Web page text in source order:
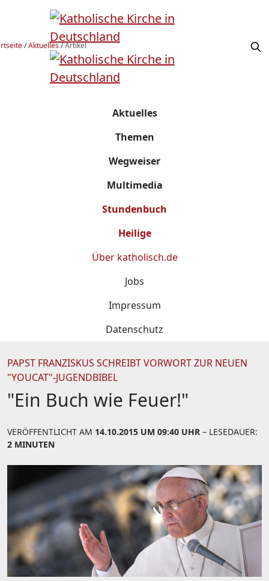
/Aktuelles/Artikel
Aktuelles
Themen
Wegweiser
Multimedia
Stundenbuch
Heilige
Über katholisch.de
Jobs
Impressum
Datenschutz
PAPST FRANZISKUS SCHREIBT VORWORT ZUR NEUEN
"YOUCAT"-JUGENDBIBEL
"Ein Buch wie Feuer!"
VERÖFFENTLICHT AM 14.10.2015 UM 09:40 UHR – LESEDAUER:
2 MINUTEN